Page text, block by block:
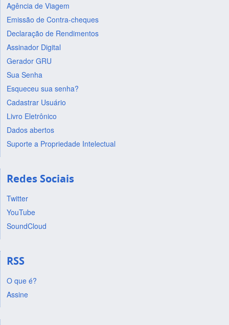
Agência de Viagem
Emissão de Contra-cheques
Declaração de Rendimentos
Assinador Digital
Gerador GRU
Sua Senha
Esqueceu sua senha?
Cadastrar Usuário
Livro Eletrônico
Dados abertos
Suporte a Propriedade Intelectual
Redes Sociais
Twitter
YouTube
SoundCloud
RSS
O que é?
Assine